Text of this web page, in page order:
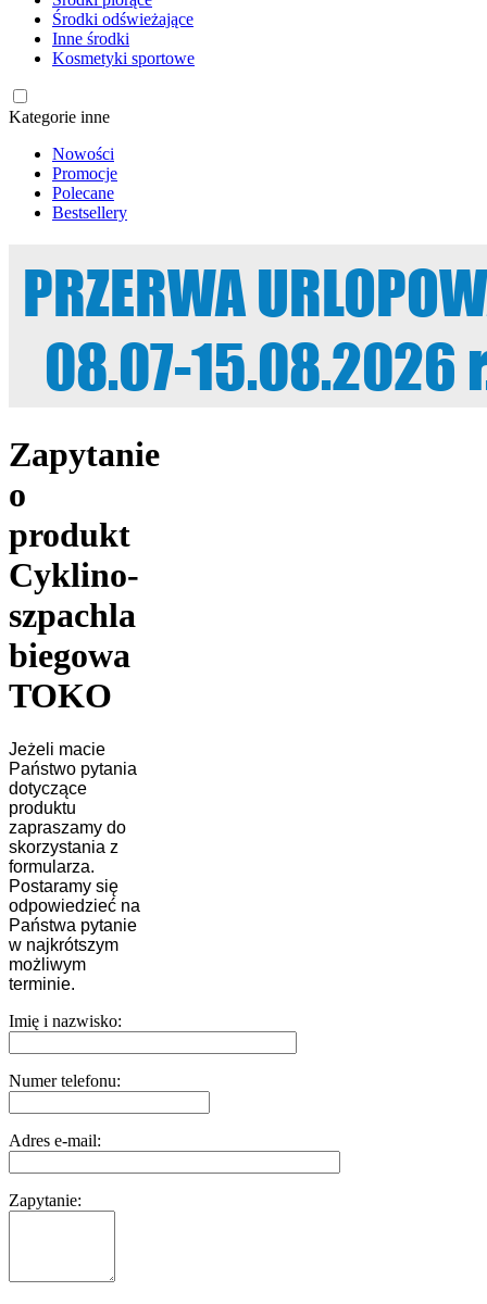
Środki odświeżające
Inne środki
Kosmetyki sportowe
Kategorie inne
Nowości
Promocje
Polecane
Bestsellery
Zapytanie
o
produkt
Cyklino-
szpachla
biegowa
TOKO
Jeżeli macie
Państwo pytania
dotyczące
produktu
zapraszamy do
skorzystania z
formularza.
Postaramy się
odpowiedzieć na
Państwa pytanie
w najkrótszym
możliwym
terminie.
Imię i nazwisko:
Numer telefonu:
Adres e-mail:
Zapytanie: